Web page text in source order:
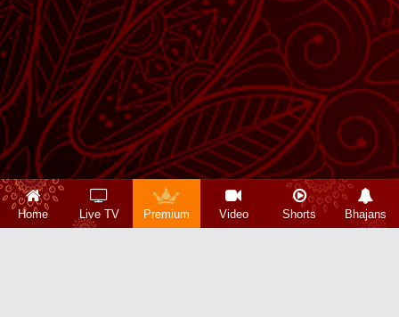
Home Live TV Premium Video Shorts Bhajans